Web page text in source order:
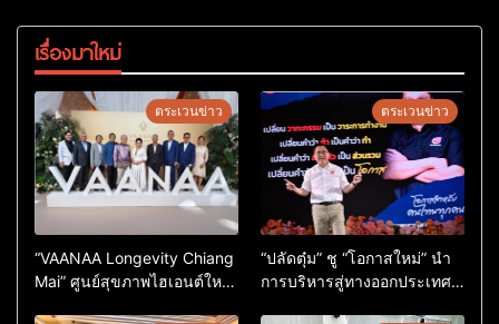
เรื่องมาใหม่
ตระเวนข่าว
“VAANAA Longevity Chiang
Mai” ศูนย์สุขภาพไฮเอนต์ใหญ่
ตระเวนข่าว
“ปลัดตุ๋ม” ชู “โอกาสใหม่” นำ
การบริหารสู่ทางออกประเทศ